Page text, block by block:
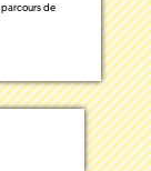
parcours de